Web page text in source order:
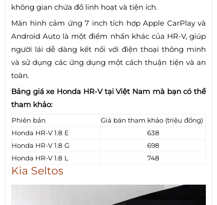
không gian chứa đồ linh hoạt và tiện ích.
Màn hình cảm ứng 7 inch tích hợp Apple CarPlay và
Android Auto là một điểm nhấn khác của HR-V, giúp
người lái dễ dàng kết nối với điện thoại thông minh
và sử dụng các ứng dụng một cách thuận tiện và an
toàn.
Bảng giá xe Honda HR-V tại Việt Nam mà bạn có thể
tham khảo:
Phiên bản
Giá bán tham khảo (triệu đồng)
Honda HR-V 1.8 E
638
Honda HR-V 1.8 G
698
Honda HR-V 1.8 L
748
Kia Seltos